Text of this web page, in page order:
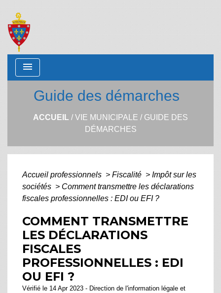
menu
Guide des démarches
ACCUEIL /VIE MUNICIPALE / GUIDE DES
DÉMARCHES
Accueil professionnels > Fiscalité > Impôt sur les
sociétés > Comment transmettre les déclarations
fiscales professionnelles : EDI ou EFI ?
COMMENT TRANSMETTRE
LES DÉCLARATIONS
FISCALES
PROFESSIONNELLES : EDI
OU EFI ?
Vérifié le 14 Apr 2023 - Direction de l'information légale et